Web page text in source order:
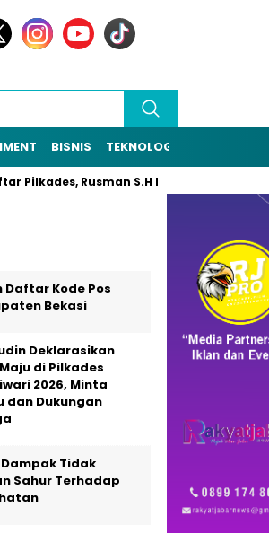
BISNIS TEKNOLOGI
Pilkades, Rusman S.H Diantar Sekitar
Daftar Kode Pos
Bekasi
Deklarasikan
di Pilkades
2026, Minta
dan Dukungan
Tidak
Sahur Terhadap